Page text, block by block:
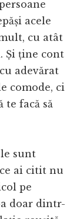
acele
cu atât
Și ține cont
adevărat
comode, ci
te facă să
sunt
ai citit nu
pe
doar dintr-